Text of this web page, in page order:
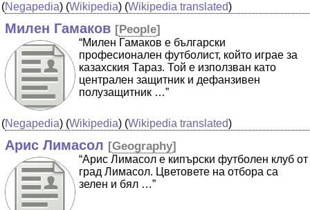
(Negapedia) (Wikipedia) (Wikipedia translated)
Милен Гамаков [People]
“Милен Гамаков е български
професионален футболист, който играе за
казахския Тараз. Той е използван като
централен защитник и дефанзивен
полузащитник …”
(Negapedia) (Wikipedia) (Wikipedia translated)
Арис Лимасол [Geography]
“Арис Лимасол е кипърски футболен клуб от
град Лимасол. Цветовете на отбора са
зелен и бял …”